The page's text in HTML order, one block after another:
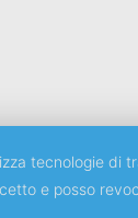
tecnologie di
e posso